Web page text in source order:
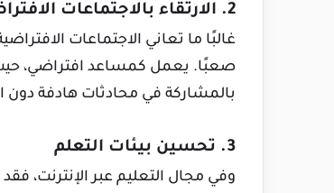
2. الارتقاء بالاجتماعات الافتراضية
غالبًا ما تعاني الاجتماعات
صعبًا. يعمل كمساعد افتراضي،
بالمشاركة في محادثات هادفة دون
3. تحسين بيئات التعلم
وفي مجال التعليم عبر الإنترنت،